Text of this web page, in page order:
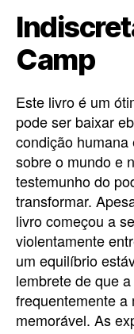
Camp
Este livro é um
pode ser baixar
condição
sobre o mundo e
testemunho do
transformar.
livro começou a
violentamente
um equilíbrio
lembrete de que
frequentemente a
memorável. As